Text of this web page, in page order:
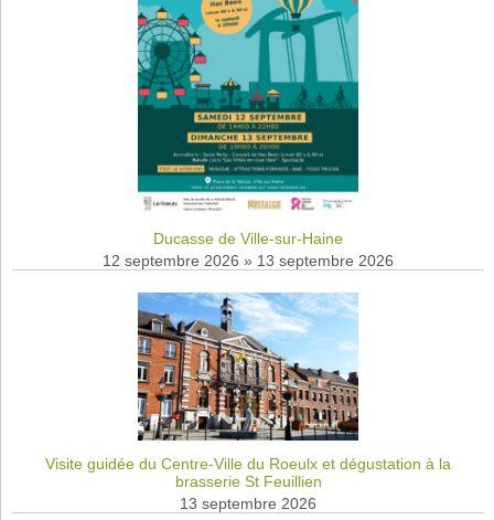
Ducasse de Ville-sur-Haine
12 septembre 2026 » 13 septembre 2026
Visite guidée du Centre-Ville du Roeulx et dégustation à la
brasserie St Feuillien
13 septembre 2026